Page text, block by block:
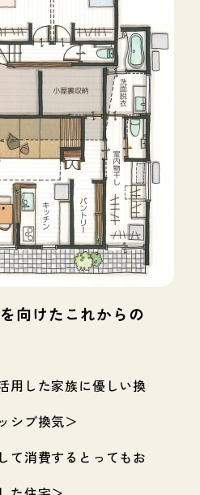
向けたこれからの
用した家族に優しい換
シブ換気＞
て消費するとってもお